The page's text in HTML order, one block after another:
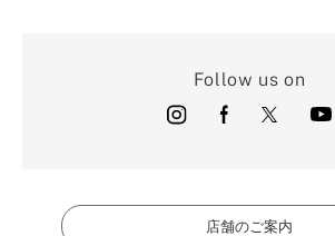
Follow us on
店舗のご案内